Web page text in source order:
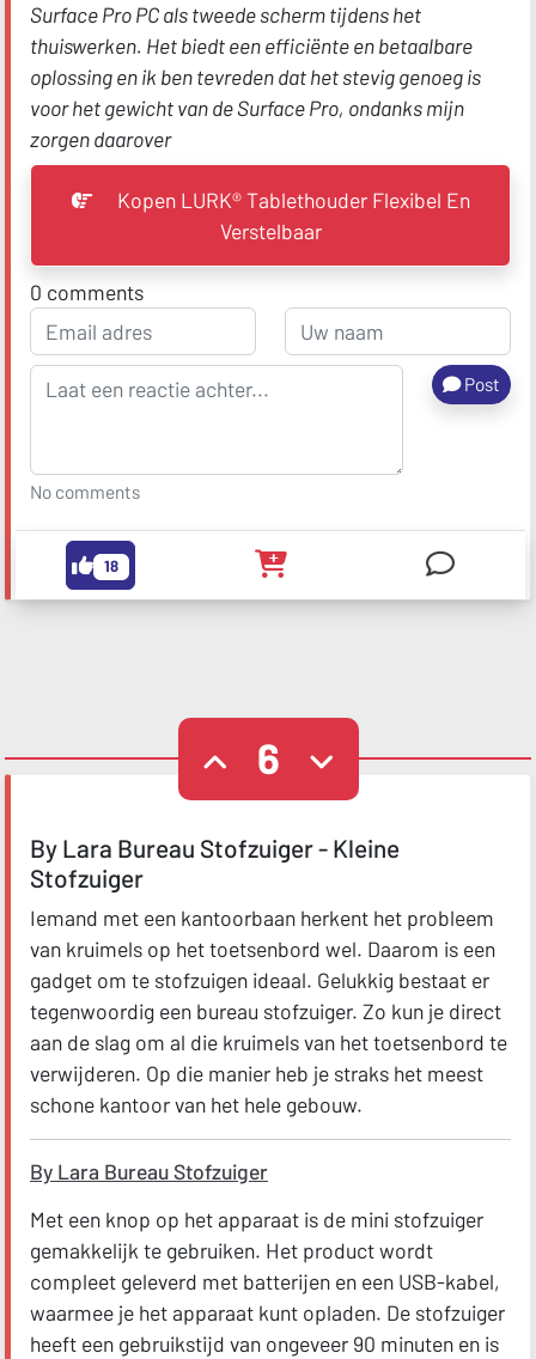
Surface Pro PC als tweede scherm tijdens het
thuiswerken. Het biedt een efficiënte en betaalbare
oplossing en ik ben tevreden dat het stevig genoeg is
voor het gewicht van de Surface Pro, ondanks mijn
zorgen daarover
Kopen LURK® Tablethouder Flexibel En
Verstelbaar
0 comments
Post
No comments
18
6
By Lara Bureau Stofzuiger - Kleine
Stofzuiger
Iemand met een kantoorbaan herkent het probleem
van kruimels op het toetsenbord wel. Daarom is een
gadget om te stofzuigen ideaal. Gelukkig bestaat er
tegenwoordig een bureau stofzuiger. Zo kun je direct
aan de slag om al die kruimels van het toetsenbord te
verwijderen. Op die manier heb je straks het meest
schone kantoor van het hele gebouw.
By Lara Bureau Stofzuiger
Met een knop op het apparaat is de mini stofzuiger
gemakkelijk te gebruiken. Het product wordt
compleet geleverd met batterijen en een USB-kabel,
waarmee je het apparaat kunt opladen. De stofzuiger
heeft een gebruikstijd van ongeveer 90 minuten en is